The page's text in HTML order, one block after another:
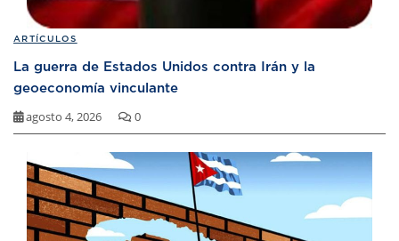
ARTÍCULOS
La guerra de Estados Unidos contra Irán y la
geoeconomía vinculante
agosto 4, 2026 0